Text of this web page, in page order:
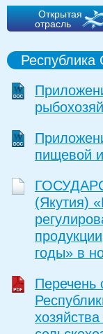
Открытая
отрасль
Республика
пищевой
(Якутия)
годы» в
Перечень